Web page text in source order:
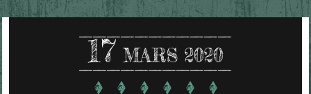
17 MARS 2020